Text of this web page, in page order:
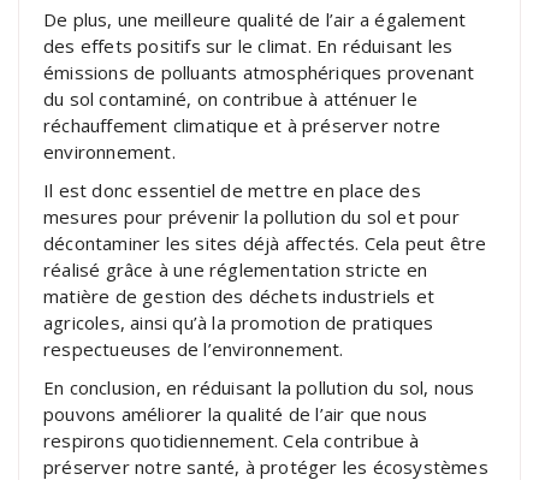
De plus, une meilleure qualité de l’air a également
des effets positifs sur le climat. En réduisant les
émissions de polluants atmosphériques provenant
du sol contaminé, on contribue à atténuer le
réchauffement climatique et à préserver notre
environnement.
Il est donc essentiel de mettre en place des
mesures pour prévenir la pollution du sol et pour
décontaminer les sites déjà affectés. Cela peut être
réalisé grâce à une réglementation stricte en
matière de gestion des déchets industriels et
agricoles, ainsi qu’à la promotion de pratiques
respectueuses de l’environnement.
En conclusion, en réduisant la pollution du sol, nous
pouvons améliorer la qualité de l’air que nous
respirons quotidiennement. Cela contribue à
préserver notre santé, à protéger les écosystèmes